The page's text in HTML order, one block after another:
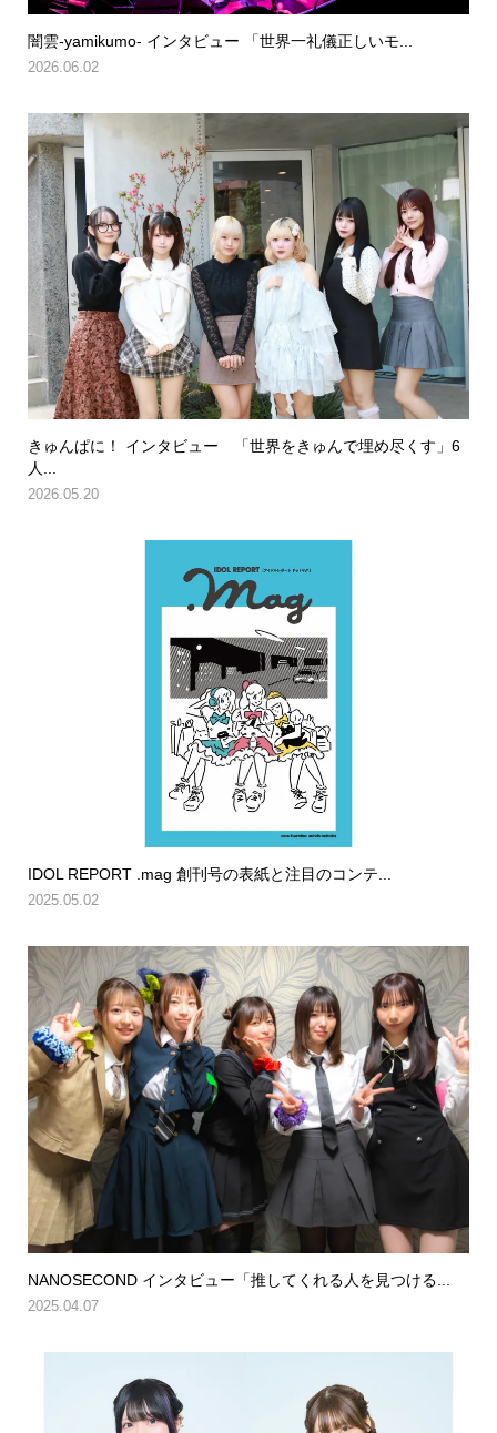
闇雲-yamikumo- インタビュー 「世界一礼儀正しいモ...
2026.06.02
きゅんぱに！ インタビュー 「世界をきゅんで埋め尽くす」6
人...
2026.05.20
IDOL REPORT .mag 創刊号の表紙と注目のコンテ...
2025.05.02
NANOSECOND インタビュー「推してくれる人を見つける...
2025.04.07